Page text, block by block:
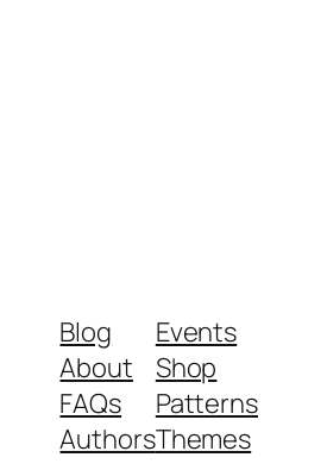
Blog
About
FAQs
Authors
Events
Shop
Patterns
Themes